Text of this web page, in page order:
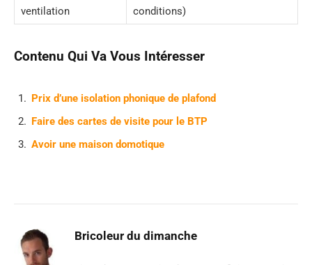
ventilation
conditions)
Contenu Qui Va Vous Intéresser
Prix d’une isolation phonique de plafond
Faire des cartes de visite pour le BTP
Avoir une maison domotique
Bricoleur du dimanche